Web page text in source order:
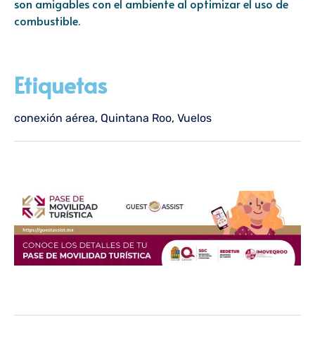
son amigables con el ambiente al optimizar el uso de
combustible.
Etiquetas
conexión aérea, Quintana Roo, Vuelos